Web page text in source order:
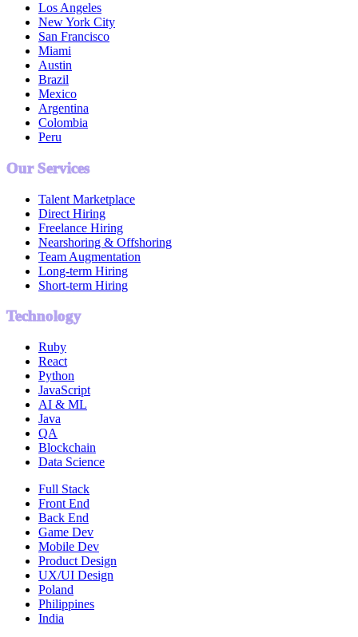
Los Angeles
New York City
San Francisco
Miami
Austin
Brazil
Mexico
Argentina
Colombia
Peru
Our Services
Talent Marketplace
Direct Hiring
Freelance Hiring
Nearshoring & Offshoring
Team Augmentation
Long-term Hiring
Short-term Hiring
Technology
Ruby
React
Python
JavaScript
AI & ML
Java
QA
Blockchain
Data Science
Full Stack
Front End
Back End
Game Dev
Mobile Dev
Product Design
UX/UI Design
Poland
Philippines
India